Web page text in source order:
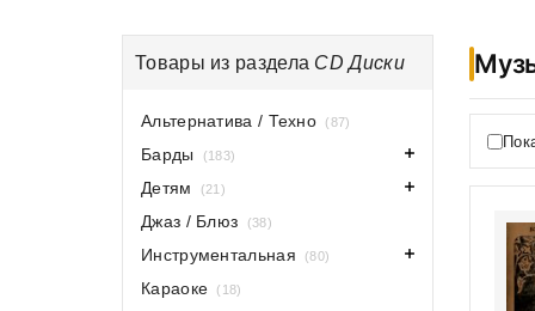
Товары из раздела CD Диски
Альтернатива / Техно (87)
Барды (183)
Детям (21)
Джаз / Блюз (38)
Инструментальная (80)
Караоке (18)